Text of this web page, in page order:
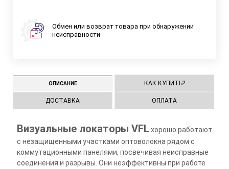
Обмен или возврат товара при обнаружении
неисправности
ОПИСАНИЕ КАК КУПИТЬ?
ДОСТАВКА ОПЛАТА
Визуальные локаторы VFL хорошо работают
с незащищенными участками оптоволокна рядом с
коммутационными панелями, посвечивая неисправные
соединения и разрывы. Они неэффективны при работе